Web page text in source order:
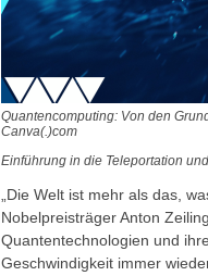
Quantencomputing: Von den
Canva(.)com
Einführung in die Teleportation
„Die Welt ist mehr als das,
Nobelpreisträger Anton
Quantentechnologien und
Geschwindigkeit immer